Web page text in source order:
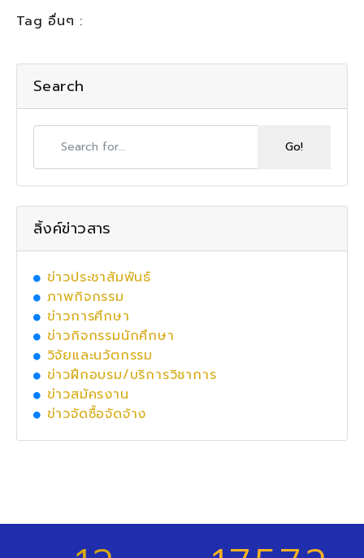
Tag อื่นๆ :
Search
ลิ้งค์ข่าวสาร
ข่าวประชาสัมพันธ์
ภาพกิจกรรม
ข่าวการศึกษา
ข่าวกิจกรรมนักศึกษา
วิจัยและนวัตกรรม
ข่าวฝึกอบรม/บริการวิชาการ
ข่าวสมัครงาน
ข่าวจัดซื้อจัดจ้าง